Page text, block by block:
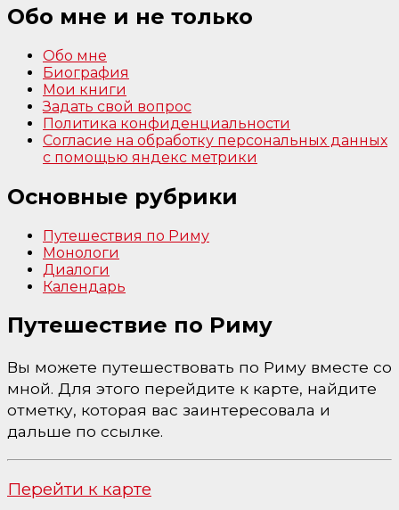
Обо мне и не только
Обо мне
Биография
Мои книги
Задать свой вопрос
Политика конфиденциальности
Согласие на обработку персональных данных
с помощью яндекс метрики
Основные рубрики
Путешествия по Риму
Монологи
Диалоги
Календарь
Путешествие по Риму
Вы можете путешествовать по Риму вместе со
мной. Для этого перейдите к карте, найдите
отметку, которая вас заинтересовала и
дальше по ссылке.
Перейти к карте